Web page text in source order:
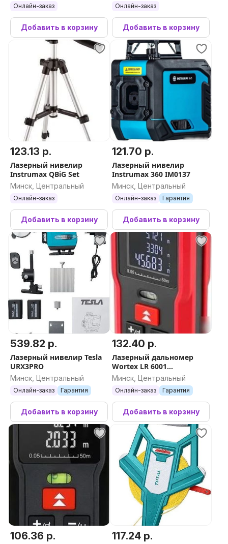
Онлайн-заказ
Добавить в корзину
Онлайн-заказ
Добавить в корзину
123.13 р.
Лазерный нивелир
Instrumax QBiG Set
Минск, Центральный
Онлайн-заказ
Добавить в корзину
121.70 р.
Лазерный нивелир
Instrumax 360 IM0137
Минск, Центральный
Онлайн-заказ Гарантия
Добавить в корзину
539.82 р.
Лазерный нивелир Tesla
URХ3PRO
Минск, Центральный
Онлайн-заказ Гарантия
Добавить в корзину
132.40 р.
Лазерный дальномер
Wortex LR 6001
LR6001002723
Минск, Центральный
Онлайн-заказ Гарантия
Добавить в корзину
106.36 р. 117.24 р.